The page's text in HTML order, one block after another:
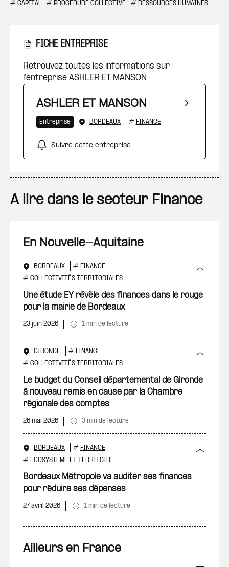
# CAPITAL # PROCÉDURE COLLECTIVE # RESSOURCES HUMAINES
FICHE ENTREPRISE
Retrouvez toutes les informations sur
l’entreprise ASHLER ET MANSON
ASHLER ET MANSON
Entreprise BORDEAUX # FINANCE
Suivre cette entreprise
A lire dans le secteur Finance
En Nouvelle-Aquitaine
BORDEAUX # FINANCE
# COLLECTIVITÉS TERRITORIALES
Une étude EY révèle des finances dans le rouge
pour la mairie de Bordeaux
23 juin 2026 1 min de lecture
GIRONDE # FINANCE
# COLLECTIVITÉS TERRITORIALES
Le budget du Conseil départemental de Gironde
à nouveau remis en cause par la Chambre
régionale des comptes
26 mai 2026 3 min de lecture
BORDEAUX # FINANCE
# ÉCOSYSTÈME ET TERRITOIRE
Bordeaux Métropole va auditer ses finances
pour réduire ses dépenses
27 avril 2026 1 min de lecture
Ailleurs en France